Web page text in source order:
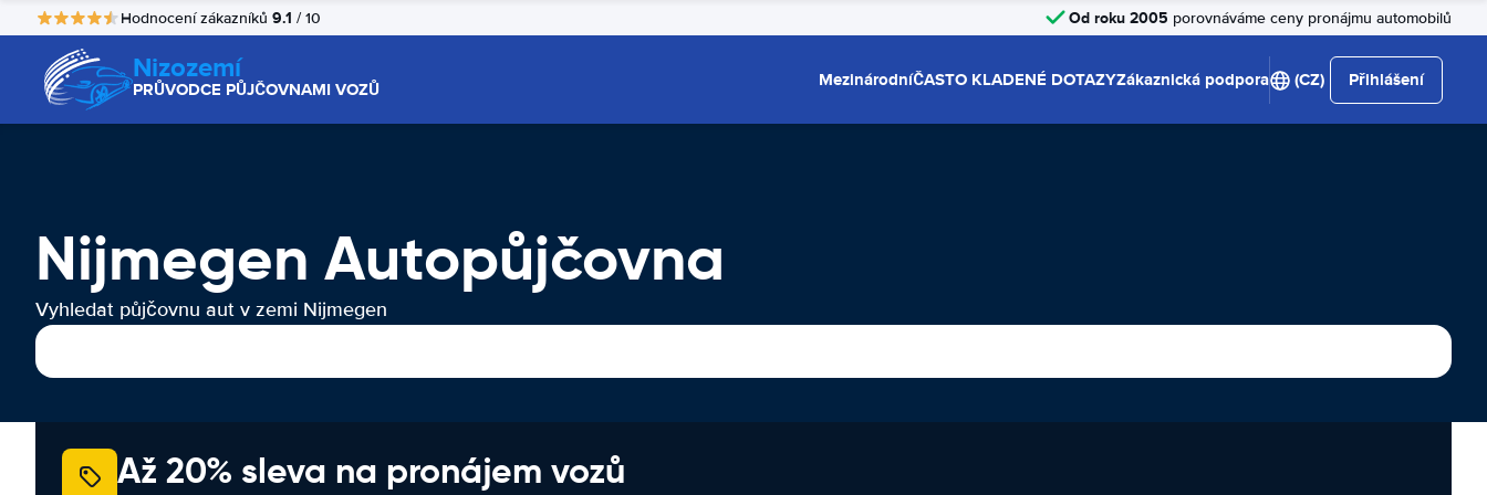
Hodnocení zákazníků 9.1 / 10 Od roku 2005 porovnáváme ceny pronájmu automobilů
Nizozemí
PRŮVODCE PŮJČOVNAMI VOZŮ MezinárodníČASTO KLADENÉ DOTAZYZákaznická podpora (CZ) Přihlášení
Nijmegen Autopůjčovna
Vyhledat půjčovnu aut v zemi Nijmegen
Až 20% sleva na pronájem vozů